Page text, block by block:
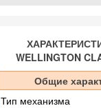
WELLINGTON
Общие
Тип механизма